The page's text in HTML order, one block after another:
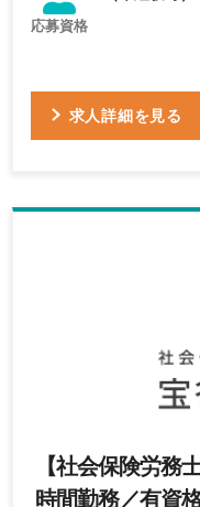
応募資格
求人詳細を見る
【社会保険労務
時間勤務／有資